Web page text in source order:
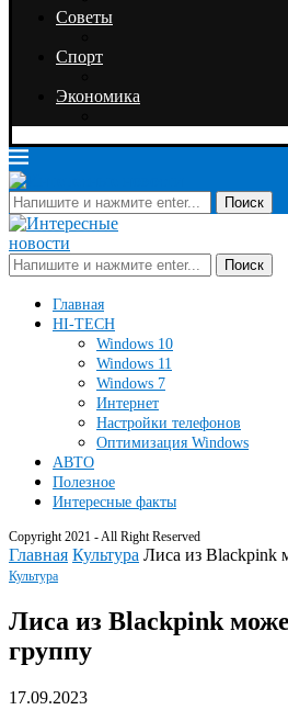
Советы
Спорт
Экономика
Поиск
Поиск
Главная
HI-TECH
Windows 10
Windows 11
Windows 7
Интернет
Настройки телефонов
Оптимизация Windows
АВТО
Полезное
Интересные факты
Copyright 2021 - All Right Reserved
Главная Культура Лиcа из Blackpink
Культура
Лиcа из Blackpink
группу
17.09.2023